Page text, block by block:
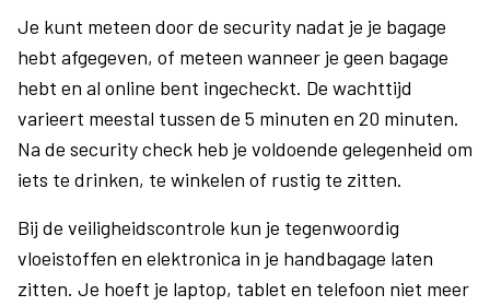
Je kunt meteen door de security nadat je je bagage
hebt afgegeven, of meteen wanneer je geen bagage
hebt en al online bent ingecheckt. De wachttijd
varieert meestal tussen de 5 minuten en 20 minuten.
Na de security check heb je voldoende gelegenheid om
iets te drinken, te winkelen of rustig te zitten.
Bij de veiligheidscontrole kun je tegenwoordig
vloeistoffen en elektronica in je handbagage laten
zitten. Je hoeft je laptop, tablet en telefoon niet meer